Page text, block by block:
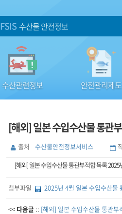
FSIS 수산물 안전정보
수산관련정보 안전관리제도
[해외] 일본 수입수산물 통관
출처 수산물안전정보서비스
[해외] 일본 수입수산물 통관부적합 목록 2025
첨부파일 2025년 4월 일본 수입수산물
<< 다음글 :: [해외] 일본 수입수산물 통관부